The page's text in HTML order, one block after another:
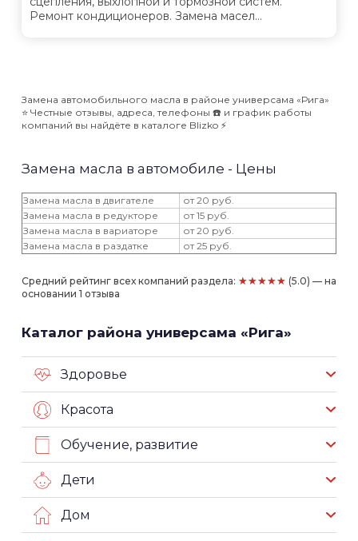
Ремонт кондиционеров. Замена масел...
Замена автомобильного масла в районе универсама «Рига»
⭐️ Честные отзывы, адреса, телефоны ☎️ и график работы
компаний вы найдёте в каталоге Blizko ⚡️
Замена масла в автомобиле - Цены
Замена масла в двигателе
от 20 руб.
Замена масла в редукторе
от 15 руб.
Замена масла в вариаторе
от 20 руб.
Замена масла в раздатке
от 25 руб.
Средний рейтинг всех компаний раздела: ★★★★★ (5.0) — на
основании 1 отзыва
Каталог района универсама «Рига»
Здоровье
Красота
Обучение, развитие
Дети
Дом